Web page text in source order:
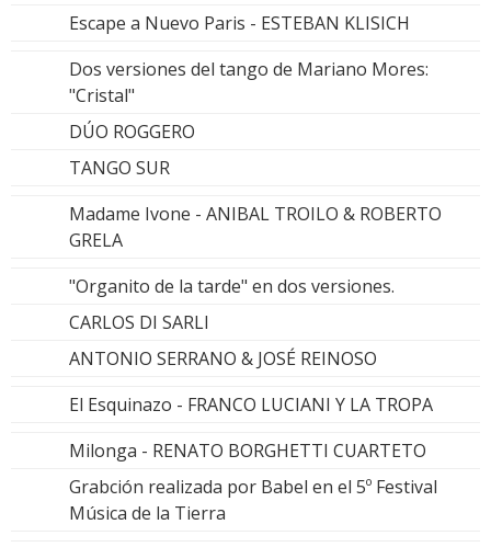
Escape a Nuevo Paris - ESTEBAN KLISICH
Dos versiones del tango de Mariano Mores:
"Cristal"
DÚO ROGGERO
TANGO SUR
Madame Ivone - ANIBAL TROILO & ROBERTO
GRELA
"Organito de la tarde" en dos versiones.
CARLOS DI SARLI
ANTONIO SERRANO & JOSÉ REINOSO
El Esquinazo - FRANCO LUCIANI Y LA TROPA
Milonga - RENATO BORGHETTI CUARTETO
Grabción realizada por Babel en el 5º Festival
Música de la Tierra